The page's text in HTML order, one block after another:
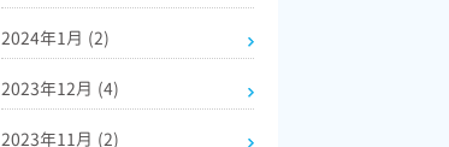
2024年1月 (2)
2023年12月 (4)
2023年11月 (2)